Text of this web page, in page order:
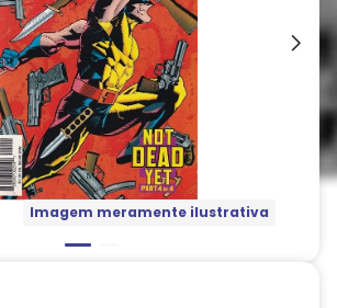
Imagem meramente ilustrativa